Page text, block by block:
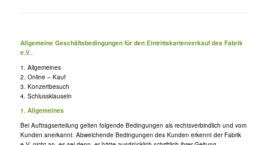
Allgemeine Geschäftsbedingungen für den Eintrittskartenverkauf des Fabrik
e.V..
1. Allgemeines
2. Online – Kauf
3. Konzertbesuch
4. Schlussklauseln
1. Allgemeines
Bei Auftragserteilung gelten folgende Bedingungen als rechtsverbindlich und vom
Kunden anerkannt. Abweichende Bedingungen des Kunden erkennt der Fabrik